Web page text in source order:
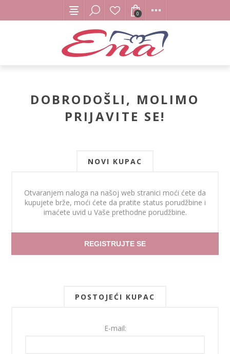
0
DOBRODOŠLI, MOLIMO
PRIJAVITE SE!
NOVI KUPAC
Otvaranjem naloga na našoj web stranici moći ćete da
kupujete brže, moći ćete da pratite status porudžbine i
imaćete uvid u Vaše prethodne porudžbine.
REGISTRUJTE SE
POSTOJEĆI KUPAC
E-mail: